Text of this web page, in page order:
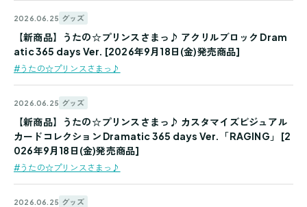
2026.06.25 グッズ
#うたの☆プリンスさまっ♪
【新商品】うたの☆プリンスさまっ♪ アクリルブロック Dram
atic 365 days Ver. [2026年9月18日(金)発売商品]
2026.06.25 グッズ
#うたの☆プリンスさまっ♪
【新商品】うたの☆プリンスさまっ♪ カスタマイズビジュアル
カードコレクション Dramatic 365 days Ver.「RAGING」 [2
026年9月18日(金)発売商品]
2026.06.25 グッズ